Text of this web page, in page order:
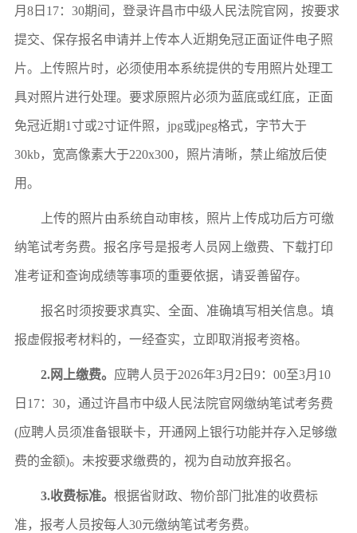
月 8日 17：30期间 ， 登录许昌市中级人民法院官网 ，按要求
提交、保存报名申请并上传本人近期免冠正面证件电子照
片。上传照片时，必须使用本系统提供的专用照片处理工
具对照片进行处理。 要求原照片必须为蓝底或红底，正面
免冠近期1寸或2寸证件照，jpg或jpeg格式，字节大于
30kb，宽高像素大于220x300， 照片清晰，禁止缩放后使
用。
上传的照片由系统自动审核，照片上传成功后方可缴
纳笔试考务费。报名序号是报考人员网上缴费、下载打印
准考证和查询成绩等事项的重要依据，请妥善留存。
报名时须按要求真实、全面、准确填写相关信息。填
报虚假报考材料的，一经查实，立即取消报考资格。
2.网上缴费。 应聘人员于2026年3月 2日9：00至3月 10
日 17：30， 通过许昌市中级人民法院官网缴纳笔试考务费
(应聘人员须准备银联卡，开通网上银行功能并存入足够缴
费的金额)。未按要求缴费的，视为自动放弃报名。
3.收费标准。根据省财政、物价部门批准的收费标
准，报考人员按每人30元缴纳笔试考务费。